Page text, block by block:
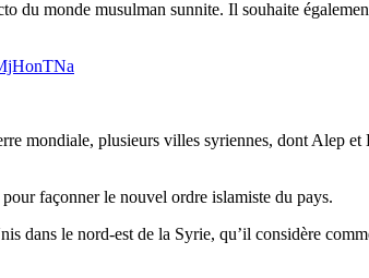
du monde musulman sunnite. Il souhaite
mondiale, plusieurs villes syriennes, dont Alep et
façonner le nouvel ordre islamiste du pays.
dans le nord-est de la Syrie, qu’il considère